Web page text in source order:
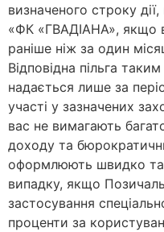
визначеного строку
«ФК «ГВАДІАНА», якщо
раніше ніж за один
Відповідна пільга
надається лише за
участі у зазначених
вас не вимагають
доходу та
оформлюють швидко та
випадку, якщо
застосування
проценти за